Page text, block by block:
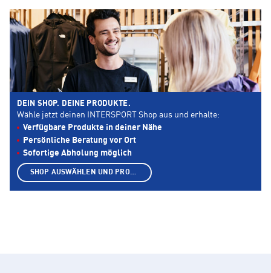
DEIN SHOP. DEINE PRODUKTE.
Wähle jetzt deinen INTERSPORT Shop aus und erhalte:
Verfügbare Produkte in deiner Nähe
Persönliche Beratung vor Ort
Sofortige Abholung möglich
SHOP AUSWÄHLEN UND PRODUKTE ANZEIGEN